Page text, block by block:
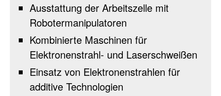
Ausstattung der Arbeitszelle mit
Robotermanipulatoren
Kombinierte Maschinen für
Elektronenstrahl- und Laserschweißen
Einsatz von Elektronenstrahlen für
additive Technologien